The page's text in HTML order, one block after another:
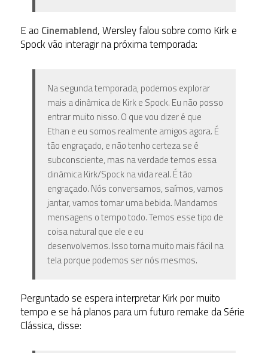
E ao Cinemablend, Wersley falou sobre como Kirk e
Spock vão interagir na próxima temporada:
Na segunda temporada, podemos explorar
mais a dinâmica de Kirk e Spock. Eu não posso
entrar muito nisso. O que vou dizer é que
Ethan e eu somos realmente amigos agora. É
tão engraçado, e não tenho certeza se é
subconsciente, mas na verdade temos essa
dinâmica Kirk/Spock na vida real. É tão
engraçado. Nós conversamos, saímos, vamos
jantar, vamos tomar uma bebida. Mandamos
mensagens o tempo todo. Temos esse tipo de
coisa natural que ele e eu
desenvolvemos. Isso torna muito mais fácil na
tela porque podemos ser nós mesmos.
Perguntado se espera interpretar Kirk por muito
tempo e se há planos para um futuro remake da Série
Clássica, disse: